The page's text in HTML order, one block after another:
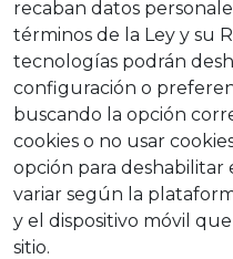
recaban datos
términos de la Ley y su
tecnologías podrán
configuración o
buscando la opción
cookies o no usar
opción para
variar según la
y el dispositivo móvil
sitio.